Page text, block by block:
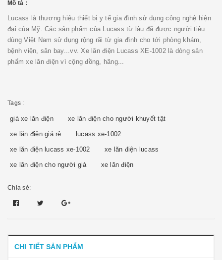
Mô tả :
Lucass là thương hiệu thiết bị y tế gia đình sử dụng công nghệ hiện
đại của Mỹ. Các sản phẩm của Lucass từ lâu đã được người tiêu
dùng Việt Nam sử dụng rộng rãi từ gia đình cho tới phòng khám,
bệnh viện, sân bay...vv. Xe lăn điện Lucass XE-1002 là dòng sản
phẩm xe lăn điện vì cộng đồng, hãng...
Tags :
giá xe lăn điện xe lăn điện cho người khuyết tật
xe lăn điện giá rẻ lucass xe-1002
xe lăn điện lucass xe-1002 xe lăn điện lucass
xe lăn điện cho người già xe lăn điện
Chia sẻ:
CHI TIẾT SẢN PHẨM